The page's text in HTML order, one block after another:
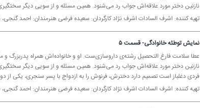
نازنین دختر مورد علاقه‌اش جواب رد می‌شنود. همین مسئله و از سویی دیگر
تهیه كننده: اشرف السادات اشرف نژاد كارگردان: سعیده فرضی هنرمندان: احمد
نمایش توطئه خانوادگی- قسمت ۵
عطا سلامت فارغ التحصیل رشته‌ی داروسازی‌ست. او و خانواده‌اش همراه پدربزرگ و
نازنین دختر مورد علاقه‌اش جواب رد می‌شنود. همین مسئله و از سویی دیگر
فردی دغلباز است تصمیم دارد دخترش، فرنوش را به ازدواج با پسر سنجری، یكی
تهیه كننده: اشرف السادات اشرف نژاد كارگردان: سعیده فرضی هنرمندان: احمد